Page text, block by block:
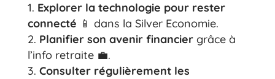
Explorer la technologie pour rester
connecté 📱 dans la Silver Economie.
Planifier son avenir financiergrâce à
l’info retraite 💼.
Consulter régulièrement les